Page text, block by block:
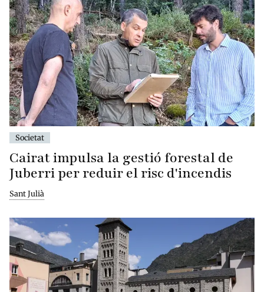
Societat
Cairat impulsa la gestió forestal de
Juberri per reduir el risc d'incendis
Sant Julià